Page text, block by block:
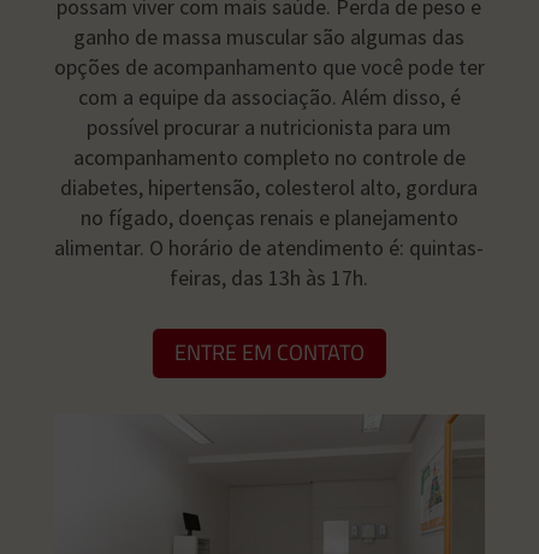
possam viver com mais saúde. Perda de peso e
ganho de massa muscular são algumas das
opções de acompanhamento que você pode ter
com a equipe da associação. Além disso, é
possível procurar a nutricionista para um
acompanhamento completo no controle de
diabetes, hipertensão, colesterol alto, gordura
no fígado, doenças renais e planejamento
alimentar. O horário de atendimento é: quintas-
feiras, das 13h às 17h.
ENTRE EM CONTATO